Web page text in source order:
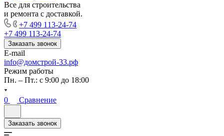
Все для строительства
и ремонта с доставкой.
+7 499 113-24-74
+7 499 113-24-74
Заказать звонок
E-mail
info@домстрой-33.рф
Режим работы
Пн. – Пт.: с 9:00 до 18:00
0 Сравнение
Заказать звонок